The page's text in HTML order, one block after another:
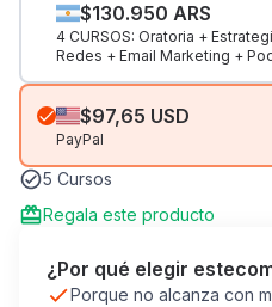
¿Por qué elegir este
Porque no alcanza con
$130.950 ARS
4 CURSOS: Oratoria +
Redes + Email Marketing +
$97,65 USD
PayPal
5 Cursos
Regala este producto